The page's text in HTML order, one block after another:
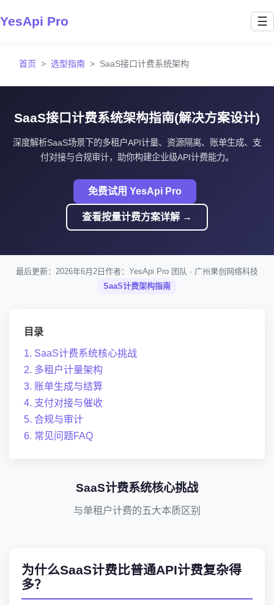
YesApi Pro ☰
首页 选型指南 SaaS接口计费系统架构
SaaS接口计费系统架构指南(解决方案设计)
深度解析SaaS场景下的多租户API计量、资源隔离、账单生成、支
付对接与合规审计，助你构建企业级API计费能力。
免费试用 YesApi Pro
查看按量计费方案详解 →
最后更新：2026年6月2日 作者：YesApi Pro 团队 · 广州果创网络科技
SaaS计费架构指南
目录
1. SaaS计费系统核心挑战
2. 多租户计量架构
3. 账单生成与结算
4. 支付对接与催收
5. 合规与审计
6. 常见问题FAQ
SaaS计费系统核心挑战
与单租户计费的五大本质区别
为什么SaaS计费比普通API计费复杂得
多？